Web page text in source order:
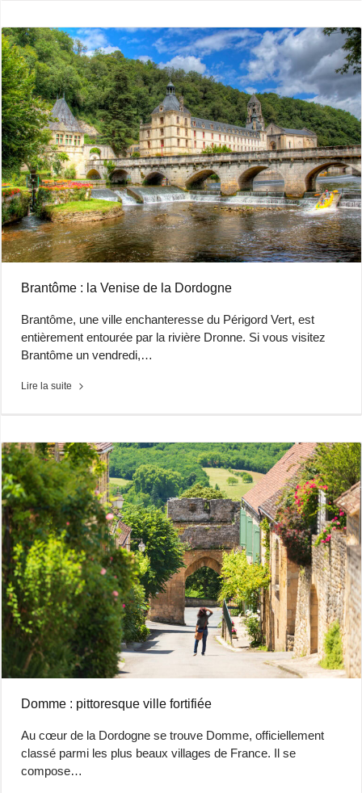
Brantôme : la Venise de la Dordogne
Brantôme, une ville enchanteresse du Périgord Vert, est
entièrement entourée par la rivière Dronne. Si vous visitez
Brantôme un vendredi,…
Lire la suite
Domme : pittoresque ville fortifiée
Au cœur de la Dordogne se trouve Domme, officiellement
classé parmi les plus beaux villages de France. Il se
compose…